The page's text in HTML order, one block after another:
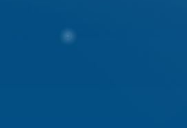
- Bài viết nếu là tiếng Việt